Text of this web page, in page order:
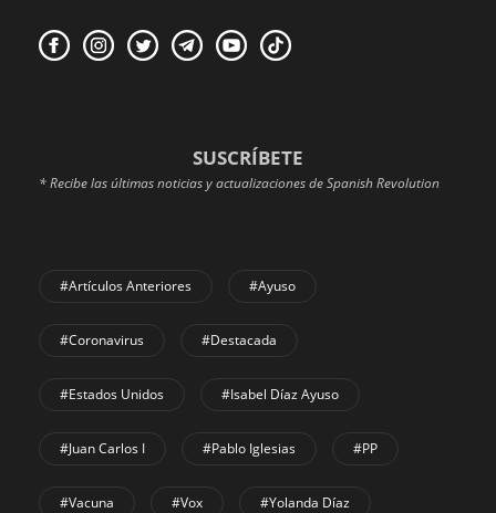
SUSCRÍBETE
* Recibe las últimas noticias y actualizaciones de Spanish Revolution
#Artículos Anteriores #Ayuso
#coronavirus #Destacada
#Estados Unidos #Isabel Díaz Ayuso
#Juan Carlos I #Pablo Iglesias #PP
#Vacuna #Vox #Yolanda Díaz